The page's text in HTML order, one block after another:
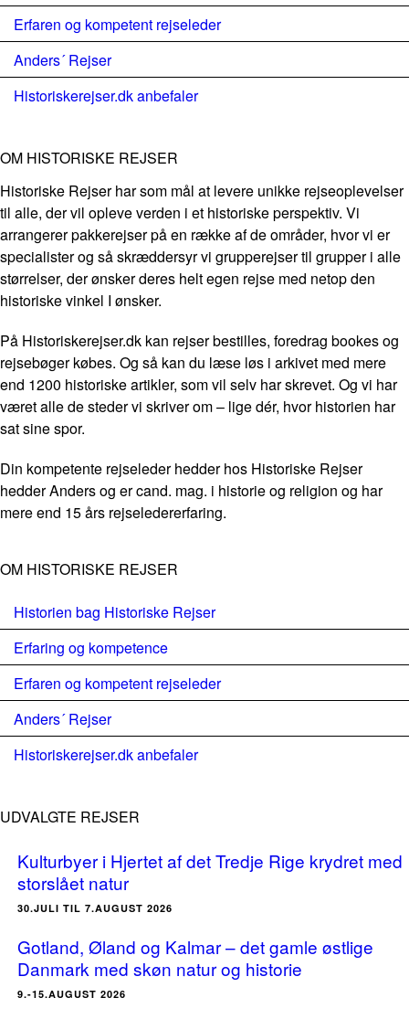
Erfaren og kompetent rejseleder
Anders´ Rejser
Historiskerejser.dk anbefaler
OM HISTORISKE REJSER
Historiske Rejser har som mål at levere unikke rejseoplevelser
til alle, der vil opleve verden i et historiske perspektiv. Vi
arrangerer pakkerejser på en række af de områder, hvor vi er
specialister og så skræddersyr vi grupperejser til grupper i alle
størrelser, der ønsker deres helt egen rejse med netop den
historiske vinkel I ønsker.
På Historiskerejser.dk kan rejser bestilles, foredrag bookes og
rejsebøger købes. Og så kan du læse løs i arkivet med mere
end 1200 historiske artikler, som vil selv har skrevet. Og vi har
været alle de steder vi skriver om – lige dér, hvor historien har
sat sine spor.
Din kompetente rejseleder hedder hos Historiske Rejser
hedder Anders og er cand. mag. i historie og religion og har
mere end 15 års rejseledererfaring.
OM HISTORISKE REJSER
Historien bag Historiske Rejser
Erfaring og kompetence
Erfaren og kompetent rejseleder
Anders´ Rejser
Historiskerejser.dk anbefaler
UDVALGTE REJSER
Kulturbyer i Hjertet af det Tredje Rige krydret med
storslået natur
30.JULI TIL 7.AUGUST 2026
Gotland, Øland og Kalmar – det gamle østlige
Danmark med skøn natur og historie
9.-15.AUGUST 2026